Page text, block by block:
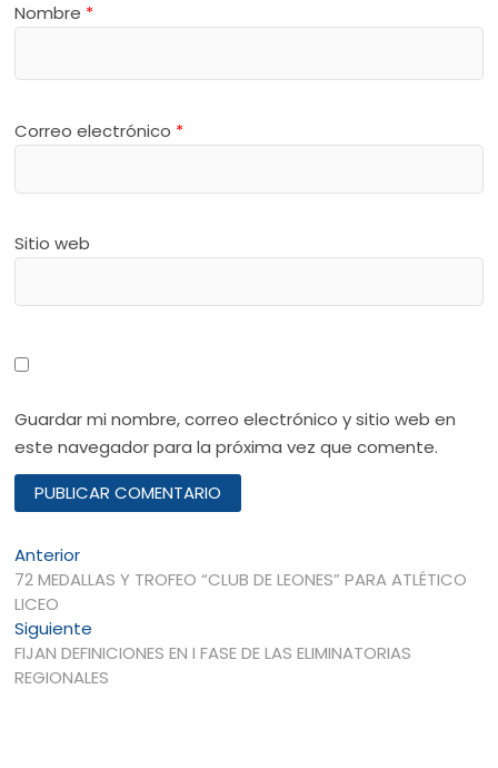
Nombre *
Correo electrónico *
Sitio web
Guardar mi nombre, correo electrónico y sitio web en
este navegador para la próxima vez que comente.
Navegación
de
entradas
AnteriorEntrada
anterior:
72 MEDALLAS Y TROFEO “CLUB DE LEONES” PARA ATLÉTICO
LICEO
Siguiente
siguiente:
FIJAN DEFINICIONES EN I FASE DE LAS ELIMINATORIAS
REGIONALES